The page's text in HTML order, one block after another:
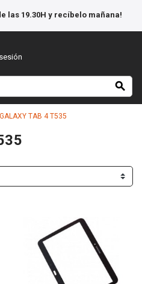
las 19.30H y recíbelo mañana!
search
GALAXY TAB 4 T535